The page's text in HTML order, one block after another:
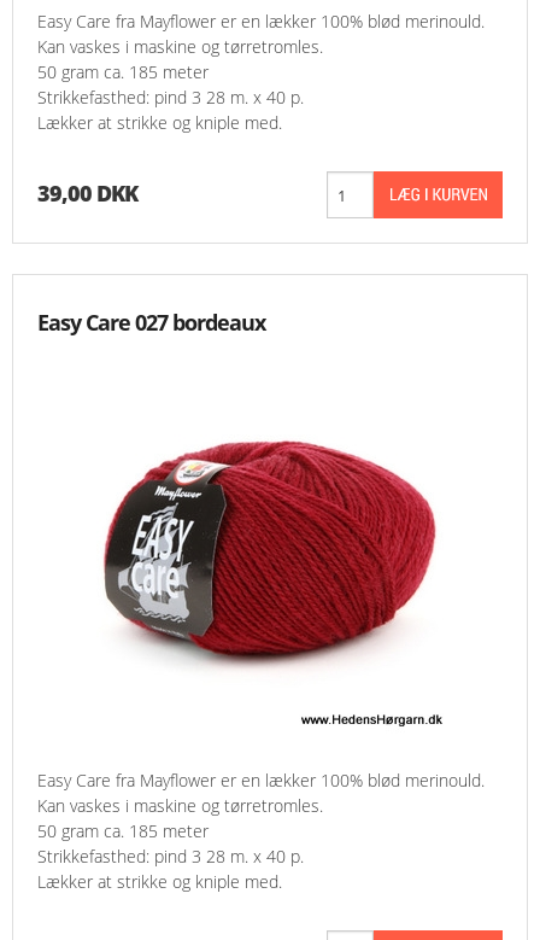
Easy Care fra Mayflower er en lækker 100% blød merinould.
Kan vaskes i maskine og tørretromles.
50 gram ca. 185 meter
Strikkefasthed: pind 3 28 m. x 40 p.
Lækker at strikke og kniple med.
39,00 DKK
Easy Care 027 bordeaux
Easy Care fra Mayflower er en lækker 100% blød merinould.
Kan vaskes i maskine og tørretromles.
50 gram ca. 185 meter
Strikkefasthed: pind 3 28 m. x 40 p.
Lækker at strikke og kniple med.